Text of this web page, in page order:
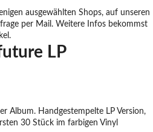
ausgewählten Shops, auf unseren
per Mail. Weitere Infos bekommst
LP
Album. Handgestempelte LP Version,
30 Stück im farbigen Vinyl